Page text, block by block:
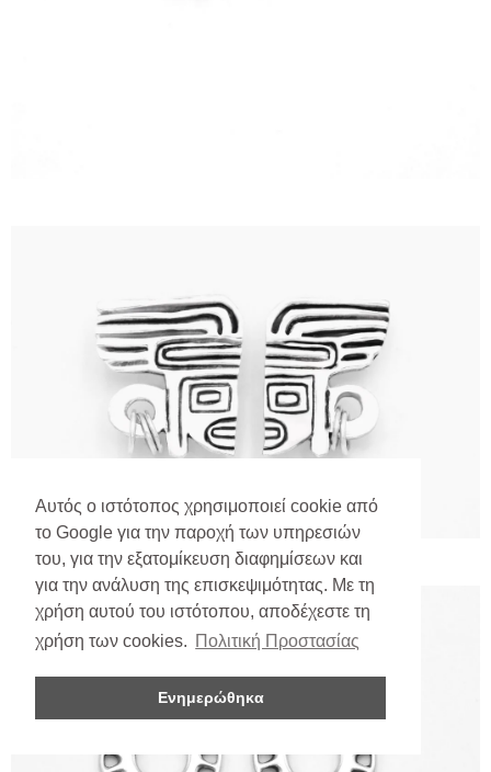
Αυτός ο ιστότοπος χρησιμοποιεί cookie από
το Google για την παροχή των υπηρεσιών
του, για την εξατομίκευση διαφημίσεων και
για την ανάλυση της επισκεψιμότητας. Με τη
χρήση αυτού του ιστότοπου, αποδέχεστε τη
χρήση των cookies. Πολιτική Προστασίας
Ενημερώθηκα